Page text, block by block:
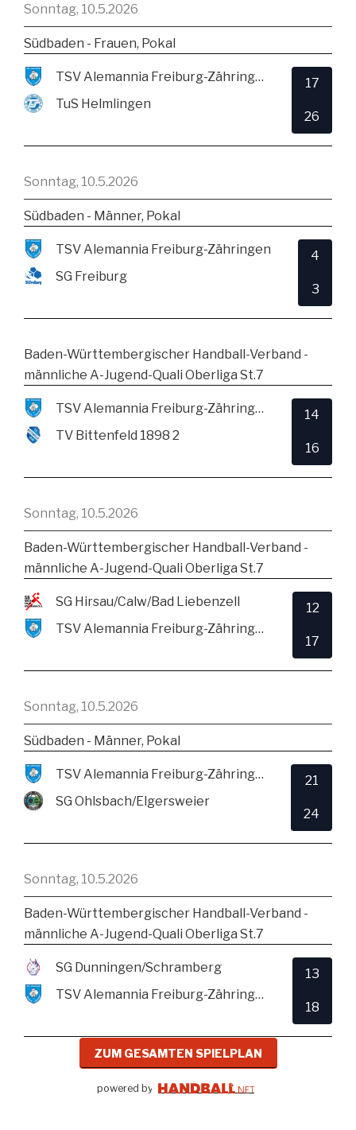
Sonntag, 10.5.2026
Südbaden - Frauen, Pokal
TSV Alemannia Freiburg-Zähringen
TuS Helmlingen
17
26
Sonntag, 10.5.2026
Südbaden - Männer, Pokal
TSV Alemannia Freiburg-Zähringen
SG Freiburg
4
3
Baden-Württembergischer Handball-Verband -
männliche A-Jugend-Quali Oberliga St.7
TSV Alemannia Freiburg-Zähringen
TV Bittenfeld 1898 2
14
16
Sonntag, 10.5.2026
Baden-Württembergischer Handball-Verband -
männliche A-Jugend-Quali Oberliga St.7
SG Hirsau/Calw/Bad Liebenzell
TSV Alemannia Freiburg-Zähringen
12
17
Sonntag, 10.5.2026
Südbaden - Männer, Pokal
TSV Alemannia Freiburg-Zähringen
SG Ohlsbach/Elgersweier
21
24
Sonntag, 10.5.2026
Baden-Württembergischer Handball-Verband -
männliche A-Jugend-Quali Oberliga St.7
SG Dunningen/Schramberg
TSV Alemannia Freiburg-Zähringen
13
18
ZUM GESAMTEN SPIELPLAN
powered by